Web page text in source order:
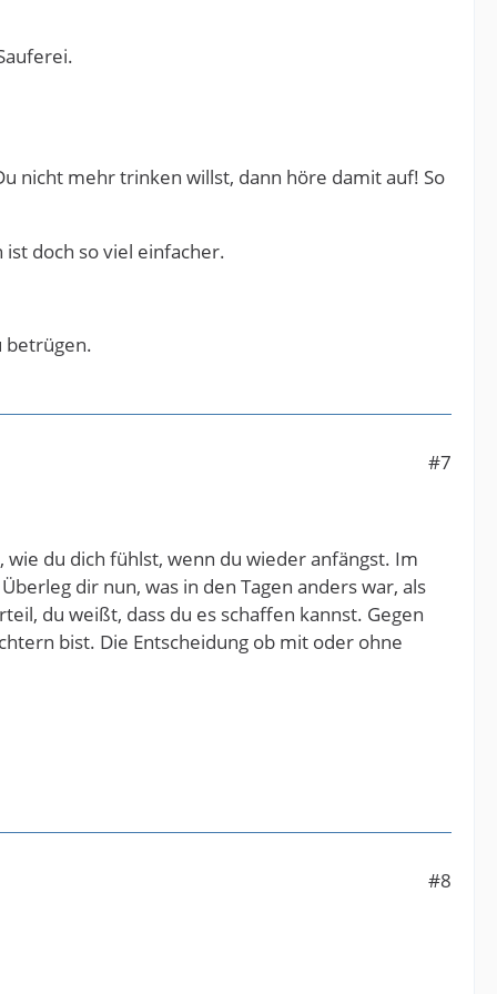
nicht mehr trinken willst, dann höre damit auf! So
doch so viel einfacher.
betrügen.
#7
du dich fühlst, wenn du wieder anfängst. Im
dir nun, was in den Tagen anders war, als
du weißt, dass du es schaffen kannst. Gegen
bist. Die Entscheidung ob mit oder ohne
#8